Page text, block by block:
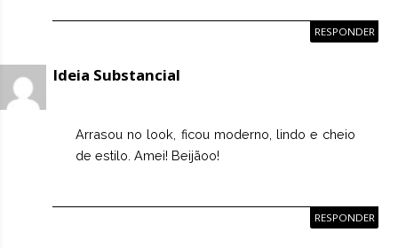
RESPONDER
Ideia Substancial
Arrasou no look, ficou moderno, lindo e cheio
de estilo. Amei! Beijãoo!
RESPONDER